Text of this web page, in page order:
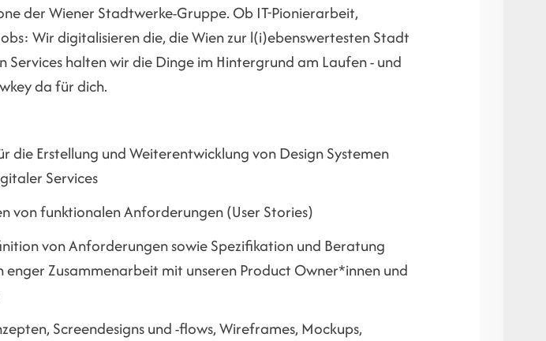
der Wiener Stadtwerke-Gruppe. Ob IT-Pionierarbeit,
Wir digitalisieren die, die Wien zur l(i)ebenswertesten Stadt
Services halten wir die Dinge im Hintergrund am Laufen - und
da für dich.
Erstellung und Weiterentwicklung von Design Systemen
Services
von funktionalen Anforderungen (User Stories)
von Anforderungen sowie Spezifikation und Beratung
enger Zusammenarbeit mit unseren Product Owner*innen und
Screendesigns und -flows, Wireframes, Mockups,